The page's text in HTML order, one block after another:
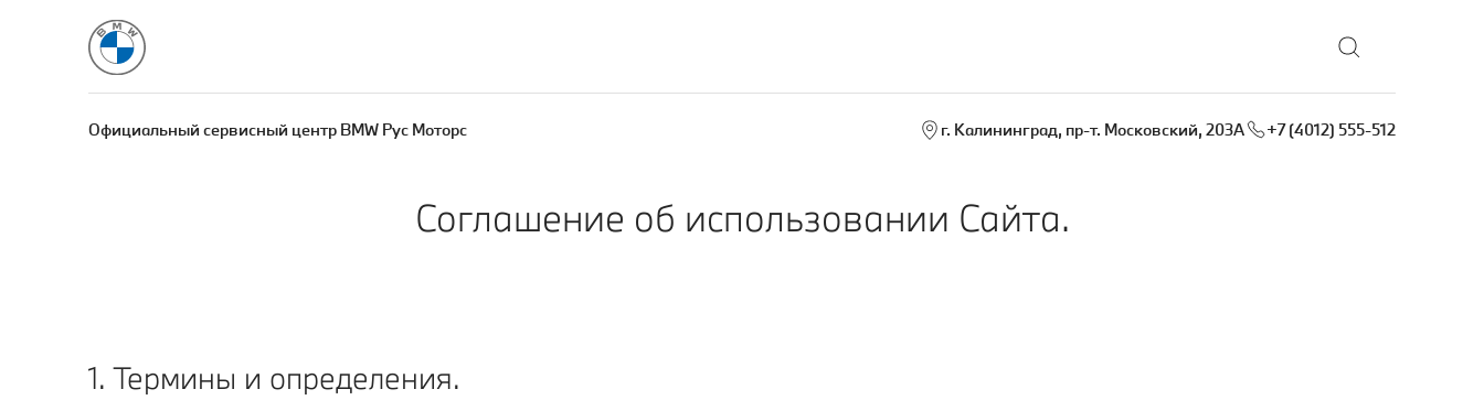
Официальный сервисный центр BMW Рус Моторс г. Калининград, пр-т. Московский, 203А +7 (4012) 555-512
Соглашение об использовании Сайта.
1. Термины и определения.